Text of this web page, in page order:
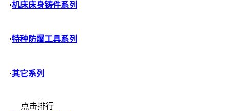
·机床床身铸件系列
·特种防爆工具系列
·其它系列
点击排行